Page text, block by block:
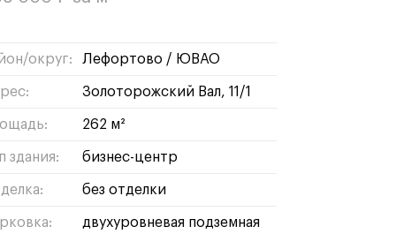
округ: лефортово / ЮВАО
Золоторожский Вал, 11/1
262 м²
здания: бизнес-центр
без отделки
двухуровневая подземная